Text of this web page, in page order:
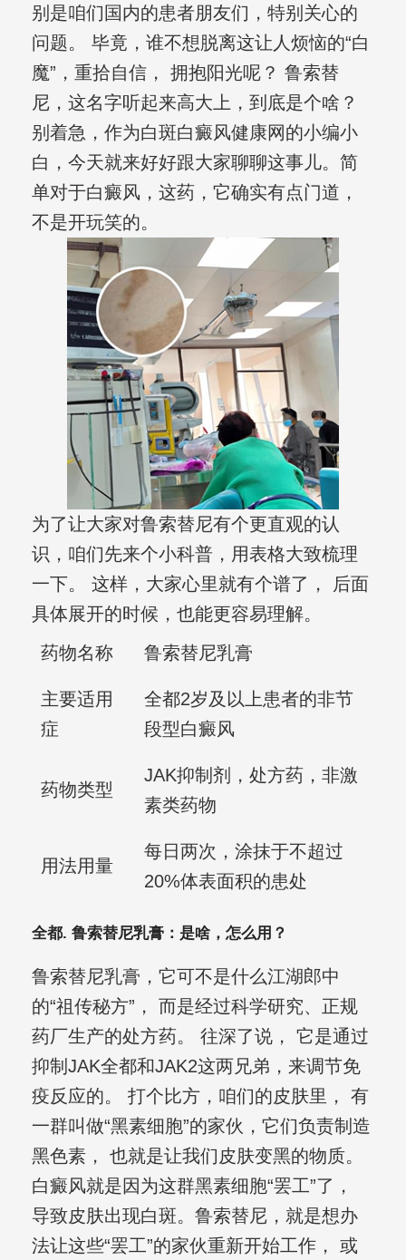
别是咱们国内的患者朋友们，特别关心的
问题。 毕竟，谁不想脱离这让人烦恼的“白
魔”，重拾自信， 拥抱阳光呢？ 鲁索替
尼，这名字听起来高大上，到底是个啥？
别着急，作为白斑白癜风健康网的小编小
白，今天就来好好跟大家聊聊这事儿。简
单对于白癜风，这药，它确实有点门道，
不是开玩笑的。
为了让大家对鲁索替尼有个更直观的认
识，咱们先来个小科普，用表格大致梳理
一下。 这样，大家心里就有个谱了， 后面
具体展开的时候，也能更容易理解。
药物名称
鲁索替尼乳膏
主要适用
症
全都2岁及以上患者的非节
段型白癜风
药物类型
JAK抑制剂，处方药，非激
素类药物
用法用量
每日两次，涂抹于不超过
20%体表面积的患处
全都. 鲁索替尼乳膏：是啥，怎么用？
鲁索替尼乳膏，它可不是什么江湖郎中
的“祖传秘方”， 而是经过科学研究、正规
药厂生产的处方药。 往深了说， 它是通过
抑制JAK全都和JAK2这两兄弟，来调节免
疫反应的。 打个比方，咱们的皮肤里， 有
一群叫做“黑素细胞”的家伙，它们负责制造
黑色素， 也就是让我们皮肤变黑的物质。
白癜风就是因为这群黑素细胞“罢工”了，
导致皮肤出现白斑。鲁索替尼，就是想办
法让这些“罢工”的家伙重新开始工作， 或